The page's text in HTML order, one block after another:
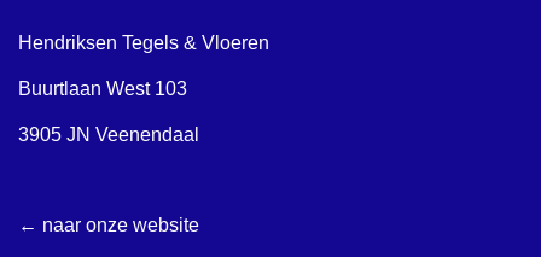
Hendriksen Tegels & Vloeren
Buurtlaan West 103
3905 JN Veenendaal
← naar onze website